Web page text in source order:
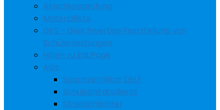
Abschlussprüfung
Materialliste
GFS – Gleichwertige Feststellung von
Schülerleistungen
Hilfen zu EduPage
AGs
Spachzertifikat DELF
Schulsanitätsdienst
Streitschlichter